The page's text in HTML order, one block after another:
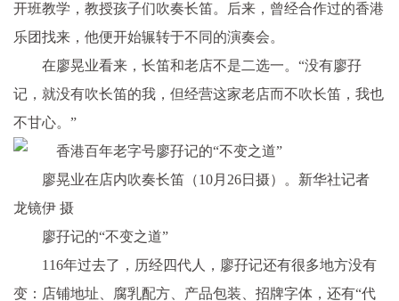
开班教学，教授孩子们吹奏长笛。后来，曾经合作过的香港
乐团找来，他便开始辗转于不同的演奏会。
在廖晃业看来，长笛和老店不是二选一。“没有廖孖
记，就没有吹长笛的我，但经营这家老店而不吹长笛，我也
不甘心。”
廖晃业在店内吹奏长笛（10月26日摄）。新华社记者
龙镜伊 摄
廖孖记的“不变之道”
116年过去了，历经四代人，廖孖记还有很多地方没有
变：店铺地址、腐乳配方、产品包装、招牌字体，还有“代